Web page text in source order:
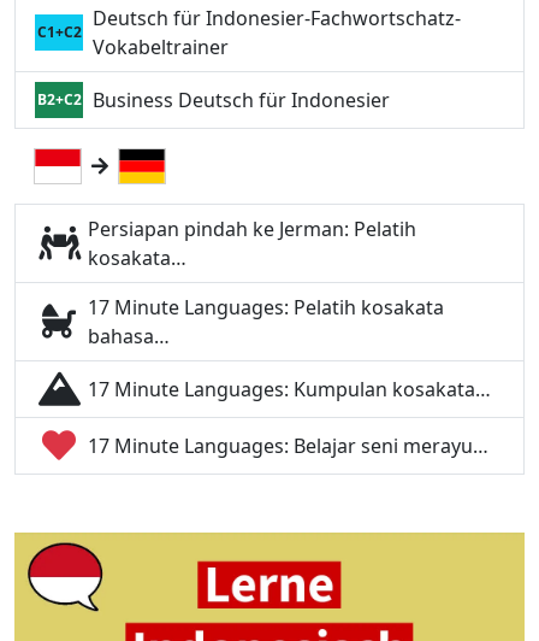
C1+C2
Deutsch für Indonesier-Fachwortschatz-
Vokabeltrainer
B2+C2 Business Deutsch für Indonesier
Persiapan pindah ke Jerman: Pelatih
kosakata…
17 Minute Languages: Pelatih kosakata
bahasa…
17 Minute Languages: Kumpulan kosakata…
17 Minute Languages: Belajar seni merayu…